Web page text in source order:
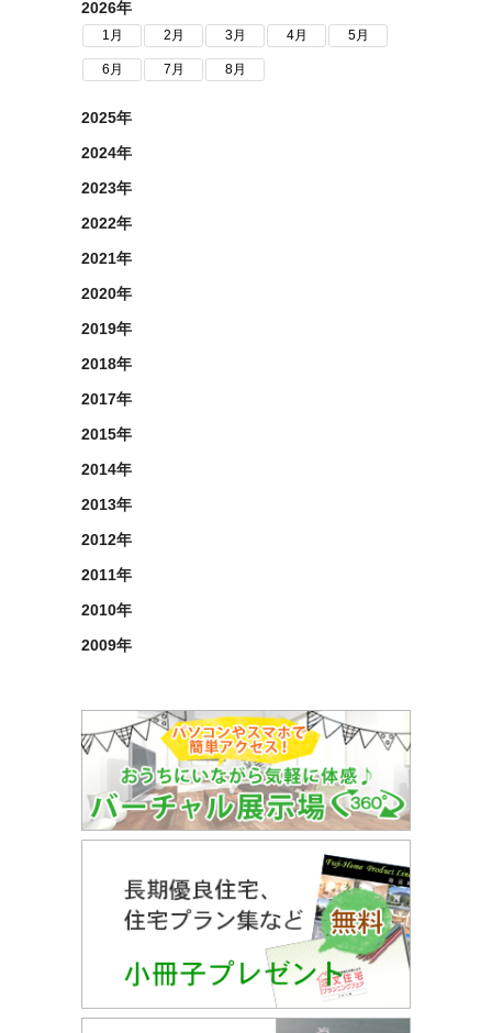
2026年
1月 2月 3月 4月 5月
6月 7月 8月
2025年
2024年
2023年
2022年
2021年
2020年
2019年
2018年
2017年
2015年
2014年
2013年
2012年
2011年
2010年
2009年